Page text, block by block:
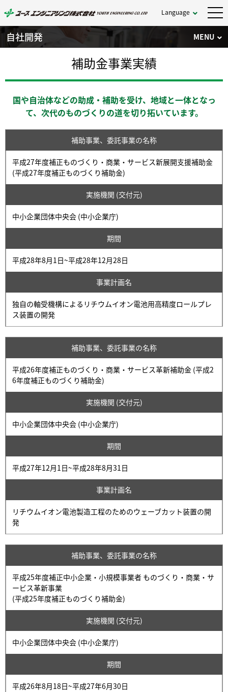
Language
自社開発 MENU
補助金事業実績
国や自治体などの助成・補助を受け、地域と一体となっ
て、次代のものづくりの道を切り拓いています。
補助事業、委託事業の名称
平成27年度補正ものづくり・商業・サービス新展開支援補助金
(平成27年度補正ものづくり補助金)
実施機関 (交付元)
中小企業団体中央会 (中小企業庁)
期間
平成28年8月1日~平成28年12月28日
事業計画名
独自の軸受機構によるリチウムイオン電池用高精度ロールプレ
ス装置の開発
補助事業、委託事業の名称
平成26年度補正ものづくり・商業・サービス革新補助金 (平成2
6年度補正ものづくり補助金)
実施機関 (交付元)
中小企業団体中央会 (中小企業庁)
期間
平成27年12月1日~平成28年8月31日
事業計画名
リチウムイオン電池製造工程のためのウェーブカット装置の開
発
補助事業、委託事業の名称
平成25年度補正中小企業・小規模事業者 ものづくり・商業・サ
ービス革新事業
(平成25年度補正ものづくり補助金)
実施機関 (交付元)
中小企業団体中央会 (中小企業庁)
期間
平成26年8月18日~平成27年6月30日